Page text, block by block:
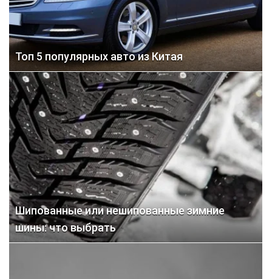
Топ 5 популярных авто из Китая
Шипованные или нешипованные зимние
шины: что выбрать